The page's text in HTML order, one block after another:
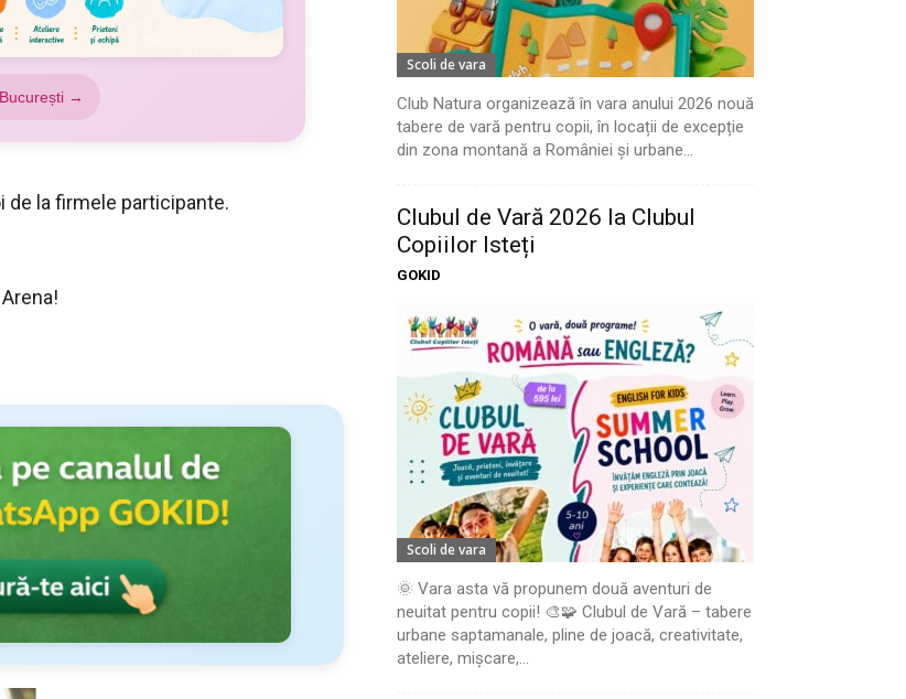
→
de la firmele participante.
Scoli de vara
Club Natura organizează în vara anului 2026 nouă
tabere de vară pentru copii, în locații de excepție
din zona montană a României și urbane...
Clubul de Vară 2026 la Clubul
Copiilor Isteți
GOKID
Scoli de vara
🌞 Vara asta vă propunem două aventuri de
neuitat pentru copii! 🎨🧩 Clubul de Vară – tabere
urbane saptamanale, pline de joacă, creativitate,
ateliere, mișcare,...